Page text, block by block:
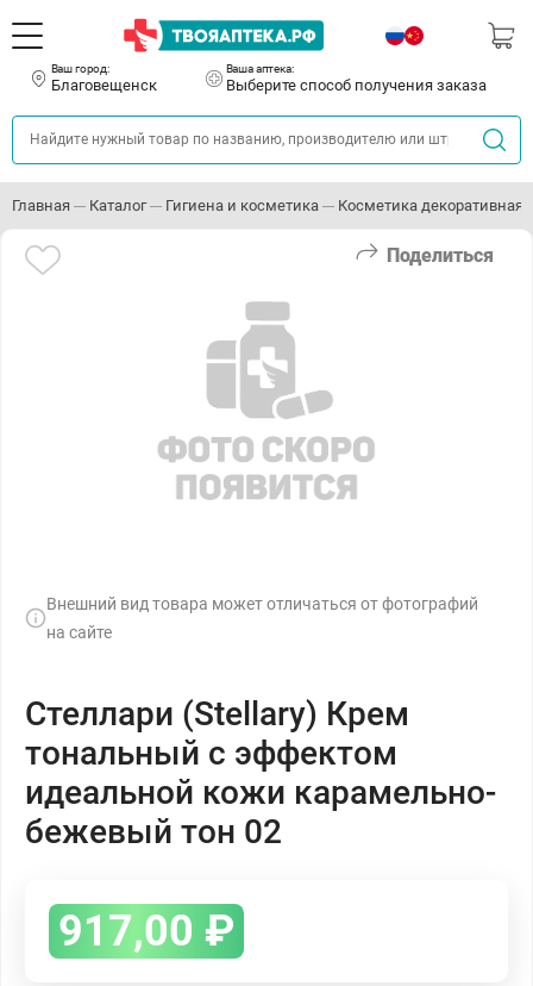
Ваш город:
Благовещенск
Ваша аптека:
Выберите способ получения заказа
Главная Каталог Гигиена и косметика Косметика декоративная
Поделиться
Внешний вид товара может отличаться от фотографий
на сайте
Стеллари (Stellary) Крем
тональный с эффектом
идеальной кожи карамельно-
бежевый тон 02
917,00 ₽